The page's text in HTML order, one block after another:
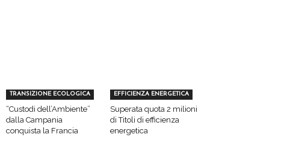
TRANSIZIONE ECOLOGICA
“Custodi dell’Ambiente”
dalla Campania
conquista la Francia
EFFICIENZA ENERGETICA
Superata quota 2 milioni
di Titoli di efficienza
energetica